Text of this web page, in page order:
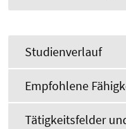
Studienverlauf
Empfohlene
Tätigkeitsfelder